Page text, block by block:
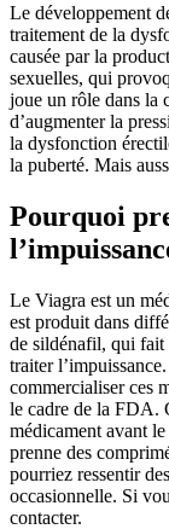
Le développement
traitement de la
causée par la
sexuelles, qui
joue un rôle dans la
d’augmenter la
la dysfonction
la puberté. Mais
Pourquoi
Le Viagra est un
est produit dans
de sildénafil, qui fait
traiter
commercialiser ces
le cadre de la FDA.
médicament avant
prenne des
pourriez ressentir
occasionnelle. Si
contacter.